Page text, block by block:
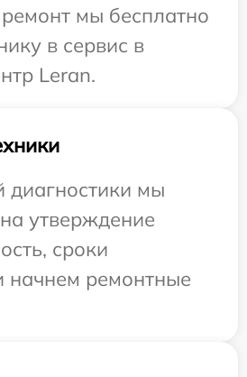
мы бесплатно
в сервис в
Leran.
диагностики мы
утверждение
сроки
начнем ремонтные